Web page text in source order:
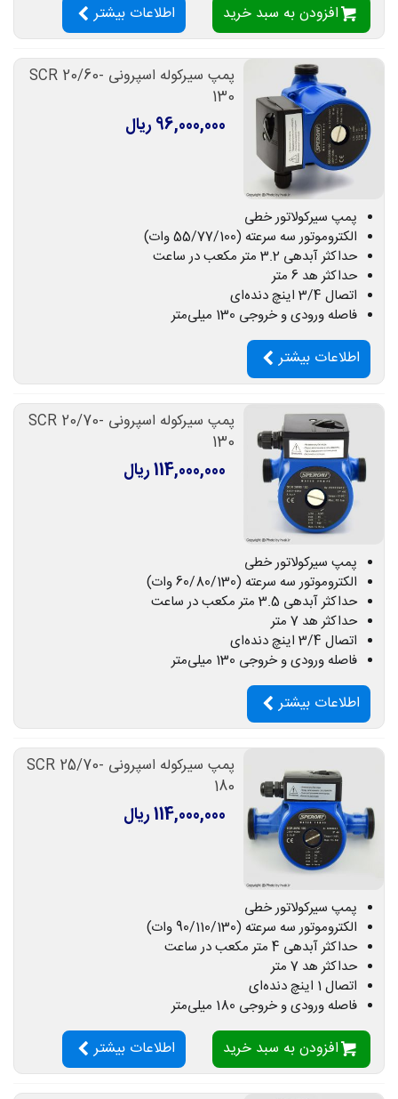
افزودن به سبد خرید اطلاعات بیشتر
پمپ سیرکوله اسپرونی SCR 20/60-
130
96,000,000 ریال
پمپ سیرکولاتور خطی
الکتروموتور سه سرعته (55/77/100 وات)
حداکثر آبدهی 3.2 متر مکعب در ساعت
حداکثر هد 6 متر
اتصال 3/4 اینچ دنده‌ای
فاصله ورودی و خروجی 130 میلی‌متر
اطلاعات بیشتر
پمپ سیرکوله اسپرونی SCR 20/70-
130
114,000,000 ریال
پمپ سیرکولاتور خطی
الکتروموتور سه سرعته (60/80/130 وات)
حداکثر آبدهی 3.5 متر مکعب در ساعت
حداکثر هد 7 متر
اتصال 3/4 اینچ دنده‌ای
فاصله ورودی و خروجی 130 میلی‌متر
اطلاعات بیشتر
پمپ سیرکوله اسپرونی SCR 25/70-
180
114,000,000 ریال
پمپ سیرکولاتور خطی
الکتروموتور سه سرعته (90/110/130 وات)
حداکثر آبدهی 4 متر مکعب در ساعت
حداکثر هد 7 متر
اتصال 1 اینچ دنده‌ای
فاصله ورودی و خروجی 180 میلی‌متر
افزودن به سبد خرید اطلاعات بیشتر